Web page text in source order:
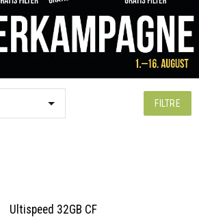
FILTRE
Ultispeed 32GB CF